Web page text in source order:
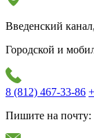
Введенский
Городской и
8 (812) 467-33-86
Пишите на почту: